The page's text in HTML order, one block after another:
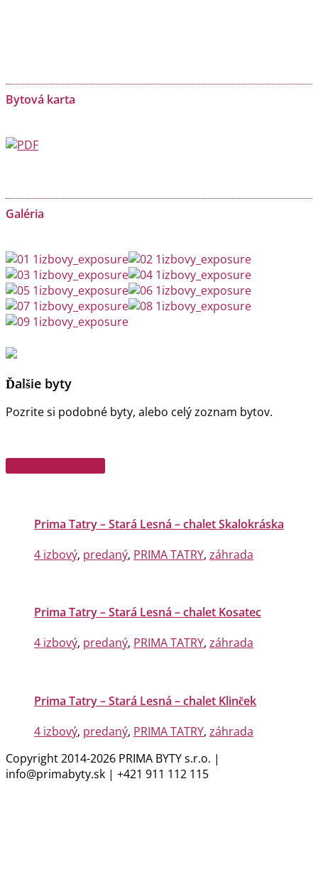
Bytová karta
Galéria
Ďalšie byty
Pozrite si podobné byty, alebo celý zoznam bytov.
Prima Tatry – Stará Lesná – chalet Skalokráska
4 izbový, predaný, PRIMA TATRY, záhrada
Prima Tatry – Stará Lesná – chalet Kosatec
4 izbový, predaný, PRIMA TATRY, záhrada
Prima Tatry – Stará Lesná – chalet Klinček
4 izbový, predaný, PRIMA TATRY, záhrada
Copyright 2014-2026 PRIMA BYTY s.r.o. |
info@primabyty.sk | +421 911 112 115